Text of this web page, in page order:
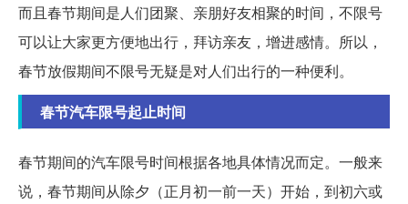
而且春节期间是人们团聚、亲朋好友相聚的时间，不限号
可以让大家更方便地出行，拜访亲友，增进感情。所以，
春节放假期间不限号无疑是对人们出行的一种便利。
春节汽车限号起止时间
春节期间的汽车限号时间根据各地具体情况而定。一般来
说，春节期间从除夕（正月初一前一天）开始，到初六或